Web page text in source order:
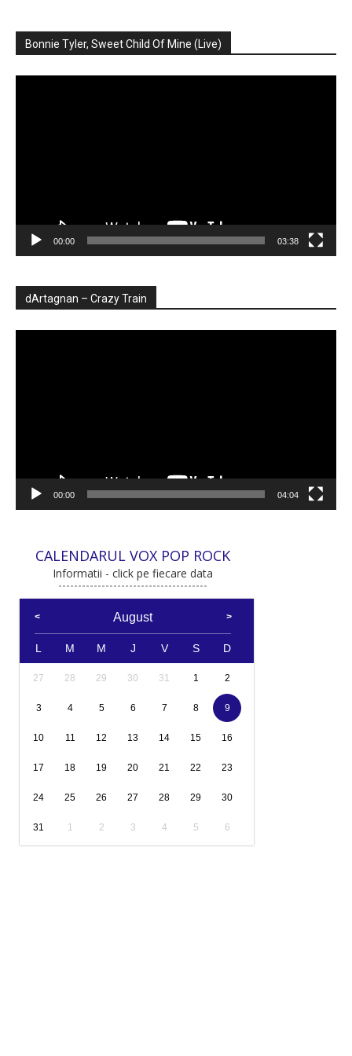
Bonnie Tyler, Sweet Child Of Mine (Live)
00:00 03:38
dArtagnan – Crazy Train
00:00 04:04
CALENDARUL VOX POP ROCK
Informatii - click pe fiecare data
August
L M M J V S D
27 28 29 30 31 1 2
3 4 5 6 7 8 9
10 11 12 13 14 15 16
17 18 19 20 21 22 23
24 25 26 27 28 29 30
31 1 2 3 4 5 6